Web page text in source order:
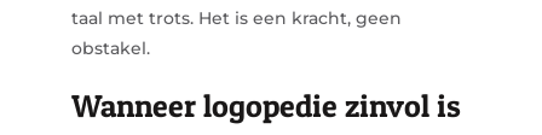
taal met trots. Het is een kracht, geen
obstakel.
Wanneer logopedie zinvol is